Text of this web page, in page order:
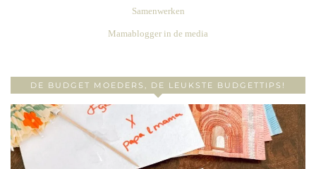
Samenwerken
Mamablogger in de media
DE BUDGET MOEDERS, DE LEUKSTE BUDGETTIPS!